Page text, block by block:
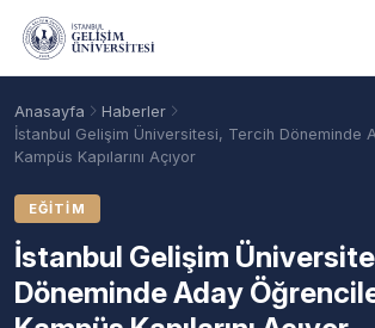
Ana içeriğe geç
Anasayfa
Haberler
İstanbul Gelişim Üniversitesi, Tercih Döneminde
Kampüs Kapılarını Açıyor
EĞITIM
İstanbul Gelişim
Döneminde Aday